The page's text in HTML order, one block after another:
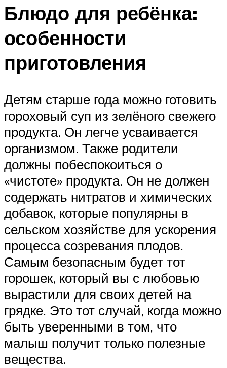
Блюдо для ребёнка:
особенности
приготовления
Детям старше года можно готовить
гороховый суп из зелёного свежего
продукта. Он легче усваивается
организмом. Также родители
должны побеспокоиться о
«чистоте» продукта. Он не должен
содержать нитратов и химических
добавок, которые популярны в
сельском хозяйстве для ускорения
процесса созревания плодов.
Самым безопасным будет тот
горошек, который вы с любовью
вырастили для своих детей на
грядке. Это тот случай, когда можно
быть уверенными в том, что
малыш получит только полезные
вещества.